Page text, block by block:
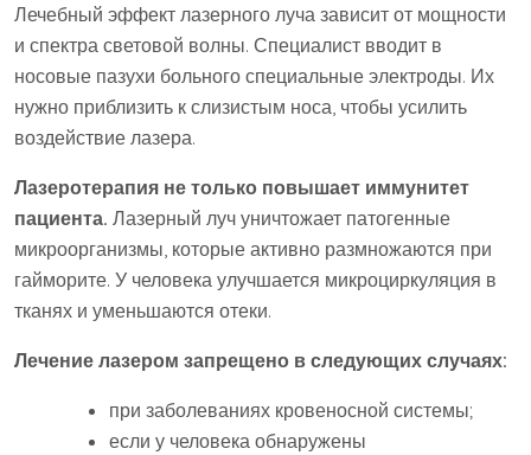
Лечебный эффект лазерного луча зависит от мощности
и спектра световой волны. Специалист вводит в
носовые пазухи больного специальные электроды. Их
нужно приблизить к слизистым носа, чтобы усилить
воздействие лазера.
Лазеротерапия не только повышает иммунитет
пациента. Лазерный луч уничтожает патогенные
микроорганизмы, которые активно размножаются при
гайморите. У человека улучшается микроциркуляция в
тканях и уменьшаются отеки.
Лечение лазером запрещено в следующих случаях:
при заболеваниях кровеносной системы;
если у человека обнаружены